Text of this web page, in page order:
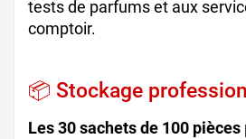
tests de parfums et aux
comptoir.
📦 Stockage
Les 30 sachets de 100 pièces